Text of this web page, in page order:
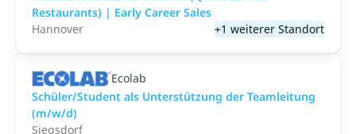
Restaurants) | Early Career Sales
Hannover
+1 weiterer Standort
Ecolab
Schüler/Student als Unterstützung der Teamleitung
(m/w/d)
Siegsdorf